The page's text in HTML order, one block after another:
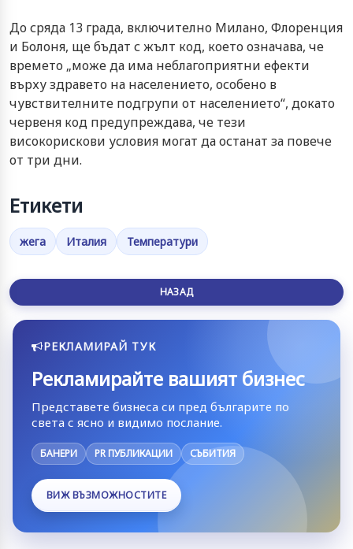
До сряда 13 града, включително Милано, Флоренция
и Болоня, ще бъдат с жълт код, което означава, че
времето „може да има неблагоприятни ефекти
върху здравето на населението, особено в
чувствителните подгрупи от населението“, докато
червеня код предупреждава, че тези
високорискови условия могат да останат за повече
от три дни.
Етикети
жега Италия Температури
НАЗАД
РЕКЛАМИРАЙ ТУК
Рекламирайте вашият бизнес
Представете бизнеса си пред българите по
света с ясно и видимо послание.
БАНЕРИ PR ПУБЛИКАЦИИ СЪБИТИЯ
ВИЖ ВЪЗМОЖНОСТИТЕ